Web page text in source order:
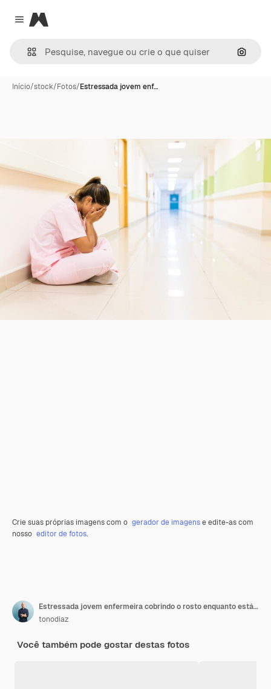
Close menu
Magnific
Início/stock/Fotos/Estressada jovem enf…
Crie suas próprias imagens com o gerador de imagense edite-as com
nosso editor de fotos.
Estressada jovem enfermeira cobrindo o rosto enquanto está sentado no chão no corredor do hospital
tonodiaz
Você também pode gostar destas fotos